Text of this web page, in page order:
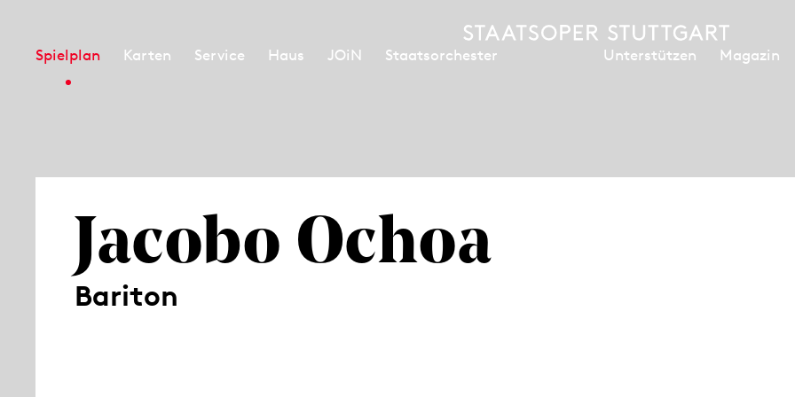
Spielplan Karten Service Haus JOiN Staatsorchester Unterstützen Magazin
Jacobo Ochoa
Bariton